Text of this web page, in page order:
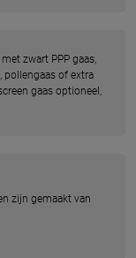
zwart PPP gaas,
pollengaas of extra
gaas optioneel,
zijn gemaakt van